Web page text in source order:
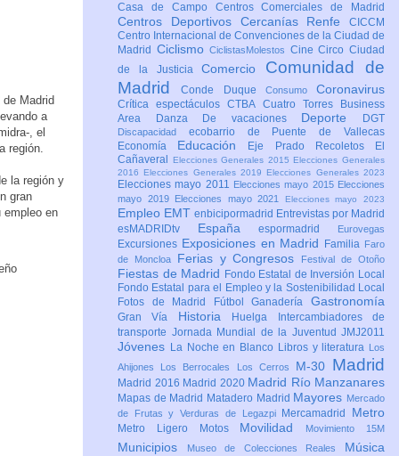
Madrid
a
, el
región.
la región y
gran
empleo en
Casa de Campo Centros Comerciales de Madrid
Centros Deportivos Cercanías Renfe CICCM
Centro Internacional de Convenciones de la Ciudad de
Madrid CiclismoCiclistasMolestos CineCircoCiudad
de la JusticiaComercio Comunidad de
MadridConde Duque Consumo Coronavirus
Crítica espectáculosCTBA Cuatro Torres Business
Area
Danza De vacaciones Deporte DGT
Discapacidad ecobarrio de Puente de Vallecas
Economía Educación Eje Prado Recoletos
El
Cañaveral
Elecciones Generales 2015 Elecciones Generales
2016 Elecciones Generales 2019 Elecciones Generales 2023
Elecciones mayo 2011 Elecciones mayo 2015 Elecciones
mayo 2019
Elecciones mayo 2021 Elecciones mayo 2023
Empleo EMT enbicipormadrid Entrevistas por Madrid
esMADRIDtv Españaespormadrid Eurovegas
Excursiones Exposiciones en Madrid Familia Faro
de Moncloa
Ferias y Congresos Festival de Otoño
Fiestas de Madrid Fondo Estatal de Inversión Local
Fondo Estatal para el Empleo y la Sostenibilidad Local
Fotos de Madrid
FútbolGanaderíaGastronomía
Gran Vía Historia Huelga
Intercambiadores de
transporte Jornada Mundial de la Juventud JMJ2011
Jóvenes La Noche en Blanco Libros y literatura
Los
Ahijones
Los Berrocales Los Cerros M-30 Madrid
Madrid 2016 Madrid 2020 Madrid Río Manzanares
Mapas de Madrid Matadero Madrid Mayores Mercado
de Frutas y Verduras de Legazpi
Mercamadrid Metro
Metro Ligero Motos Movilidad Movimiento 15M
Municipios Museo de Colecciones Reales Música